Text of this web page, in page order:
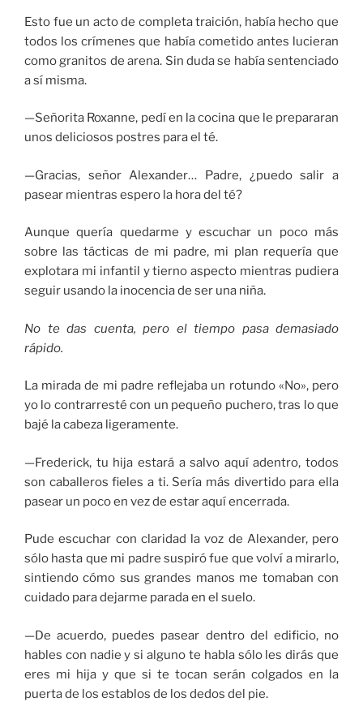
Esto fue un acto de completa traición, había hecho que
todos los crímenes que había cometido antes lucieran
como granitos de arena. Sin duda se había sentenciado
a sí misma.
—Señorita Roxanne, pedí en la cocina que le prepararan
unos deliciosos postres para el té.
—Gracias, señor Alexander… Padre, ¿puedo salir a
pasear mientras espero la hora del té?
Aunque quería quedarme y escuchar un poco más
sobre las tácticas de mi padre, mi plan requería que
explotara mi infantil y tierno aspecto mientras pudiera
seguir usando la inocencia de ser una niña.
No te das cuenta, pero el tiempo pasa demasiado
rápido.
La mirada de mi padre reflejaba un rotundo «No», pero
yo lo contrarresté con un pequeño puchero, tras lo que
bajé la cabeza ligeramente.
—Frederick, tu hija estará a salvo aquí adentro, todos
son caballeros fieles a ti. Sería más divertido para ella
pasear un poco en vez de estar aquí encerrada.
Pude escuchar con claridad la voz de Alexander, pero
sólo hasta que mi padre suspiró fue que volví a mirarlo,
sintiendo cómo sus grandes manos me tomaban con
cuidado para dejarme parada en el suelo.
—De acuerdo, puedes pasear dentro del edificio, no
hables con nadie y si alguno te habla sólo les dirás que
eres mi hija y que si te tocan serán colgados en la
puerta de los establos de los dedos del pie.